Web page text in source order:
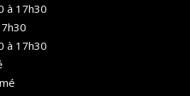
à 17h30
à 17h30